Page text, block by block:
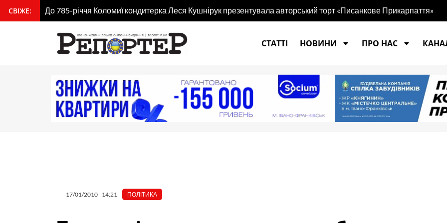
вмісту
СВІЖЕ: До 785-річчя Коломиї кондитерка Леся Кушнірук презентувала авторський торт «Писанкове Прикарпаття»
СТАТТІ
НОВИНИ ПРО НАС
17/01/2010 14:21 ПОЛІТИКА